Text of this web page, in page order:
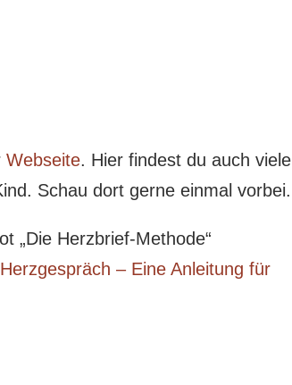
Webseite. Hier findest du auch viele
Schau dort gerne einmal vorbei.
„Die Herzbrief-Methode“
– Eine Anleitung für